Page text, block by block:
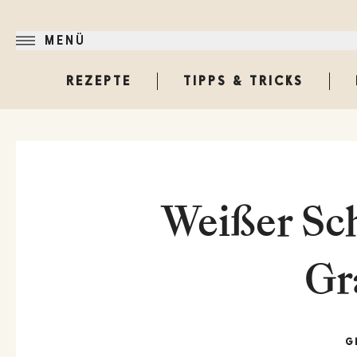
MENÜ
REZEPTE TIPPS & TRICKS
Weißer